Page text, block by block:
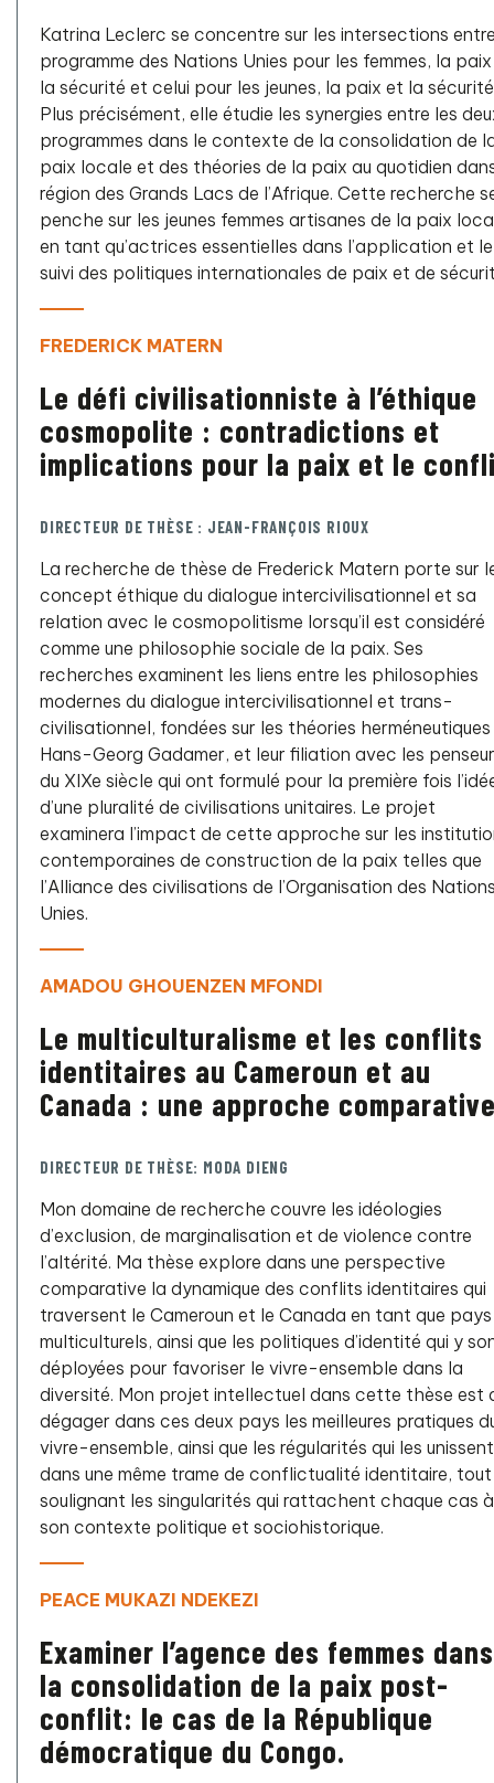
Katrina Leclerc se concentre sur les intersections
programme des Nations Unies pour les femmes, la
la sécurité et celui pour les jeunes, la paix et la
Plus précisément, elle étudie les synergies entre les
programmes dans le contexte de la consolidation de
paix locale et des théories de la paix au quotidien
région des Grands Lacs de l’Afrique. Cette recherche
penche sur les jeunes femmes artisanes de la paix
en tant qu’actrices essentielles dans l’application et le
suivi des politiques internationales de paix et de
FREDERICK MATERN
Le défi civilisationniste à l’éthique
cosmopolite : contradictions et
implications pour la paix et le
DIRECTEUR DE THÈSE : JEAN-FRANÇOIS RIOUX
La recherche de thèse de Frederick Matern porte sur
concept éthique du dialogue intercivilisationnel et sa
relation avec le cosmopolitisme lorsqu’il est considéré
comme une philosophie sociale de la paix. Ses
recherches examinent les liens entre les philosophies
modernes du dialogue intercivilisationnel et trans-
civilisationnel, fondées sur les théories
Hans-Georg Gadamer, et leur filiation avec les
du XIXe siècle qui ont formulé pour la première fois
d’une pluralité de civilisations unitaires. Le projet
examinera l’impact de cette approche sur les
contemporaines de construction de la paix telles que
l’Alliance des civilisations de l’Organisation des
Unies.
AMADOU GHOUENZEN MFONDI
Le multiculturalisme et les conflits
identitaires au Cameroun et au
Canada : une approche
DIRECTEUR DE THÈSE: MODA DIENG
Mon domaine de recherche couvre les idéologies
d’exclusion, de marginalisation et de violence contre
l’altérité. Ma thèse explore dans une perspective
comparative la dynamique des conflits identitaires qui
traversent le Cameroun et le Canada en tant que pays
multiculturels, ainsi que les politiques d’identité qui y
déployées pour favoriser le vivre-ensemble dans la
diversité. Mon projet intellectuel dans cette thèse est
dégager dans ces deux pays les meilleures pratiques
vivre-ensemble, ainsi que les régularités qui les unissent
dans une même trame de conflictualité identitaire, tout
soulignant les singularités qui rattachent chaque cas à
son contexte politique et sociohistorique.
PEACE MUKAZI NDEKEZI
Examiner l’agence des femmes dans
la consolidation de la paix post-
conflit: le cas de la République
démocratique du Congo.